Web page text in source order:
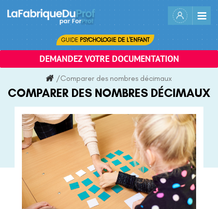
content
GUIDE PSYCHOLOGIE DE L'ENFANT
DEMANDEZ VOTRE DOCUMENTATION
/Comparer des nombres décimaux
COMPARER DES NOMBRES DÉCIMAUX